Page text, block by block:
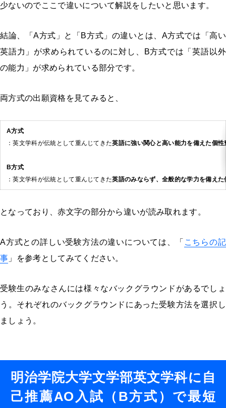
少ないのでここで違いについて解説をしたいと思います。
結論、「A方式」と「B方式」の違いとは、A方式では「高い
英語力」が求められているのに対し、B方式では「英語以外
の能力」が求められている部分です。
両方式の出願資格を見てみると、
A方式
：英文学科が伝統として重んじてきた英語に強い関心と高い能力を備えた個
B方式
：英文学科が伝統として重んじてきた英語のみならず、全般的な学力を備え
となっており、赤文字の部分から違いが読み取れます。
A方式との詳しい受験方法の違いについては、「 こちらの記
事 」を参考としてみてください。
受験生のみなさんには様々なバックグラウンドがあるでしょ
う。それぞれのバックグラウンドにあった受験方法を選択し
ましょう。
明治学院大学文学部英文学科に自
己推薦AO入試（B方式）で最短